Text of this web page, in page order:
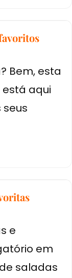
Bem, esta
aqui
e
em
saladas